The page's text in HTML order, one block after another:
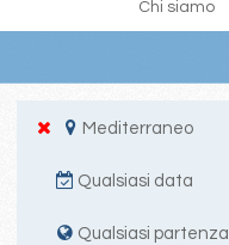
Chi siamo
Mediterraneo
Qualsiasi data
Qualsiasi partenza